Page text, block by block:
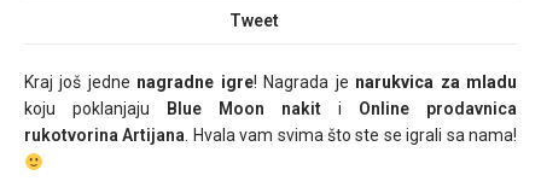
Tweet
Kraj još jedne nagradne igre! Nagrada je narukvica za mladu
koju poklanjaju
Blue Moon nakit i Online prodavnica
rukotvorina Artijana . Hvala vam svima što ste se igrali sa nama!